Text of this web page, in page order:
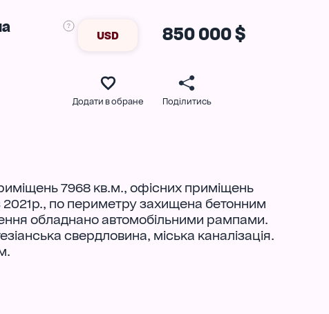
USD 850 000 $
Додати в обране Поділитись
7968 кв.м., офісних приміщень
2021р., по периметру захищена бетонним
обладнано автомобільними рампами.
свердловина, міська каналізація.